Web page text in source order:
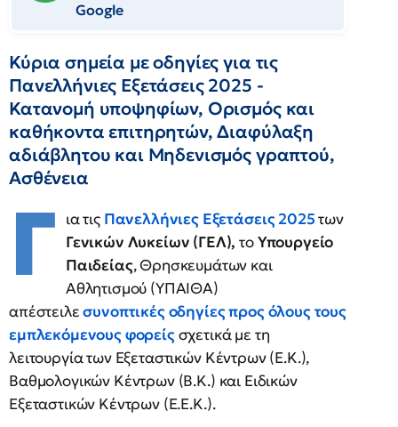
Google
Κύρια σημεία με οδηγίες για τις
Πανελλήνιες Εξετάσεις 2025 -
Κατανομή υποψηφίων, Ορισμός και
καθήκοντα επιτηρητών, Διαφύλαξη
αδιάβλητου και Μηδενισμός γραπτού,
Ασθένεια
Γ ια τις Πανελλήνιες Εξετάσεις 2025 των
Γενικών Λυκείων (ΓΕΛ), τοΥπουργείο
Παιδείας, Θρησκευμάτων και
Αθλητισμού (ΥΠΑΙΘΑ)
απέστειλεσυνοπτικές οδηγίες προς όλους τους
εμπλεκόμενους φορείςσχετικά με τη
λειτουργία των Εξεταστικών Κέντρων (Ε.Κ.),
Βαθμολογικών Κέντρων (Β.Κ.) και Ειδικών
Εξεταστικών Κέντρων (Ε.Ε.Κ.).